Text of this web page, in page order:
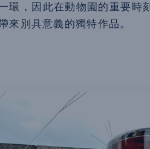
環，因此在動物園的重要時
來別具意義的獨特作品。